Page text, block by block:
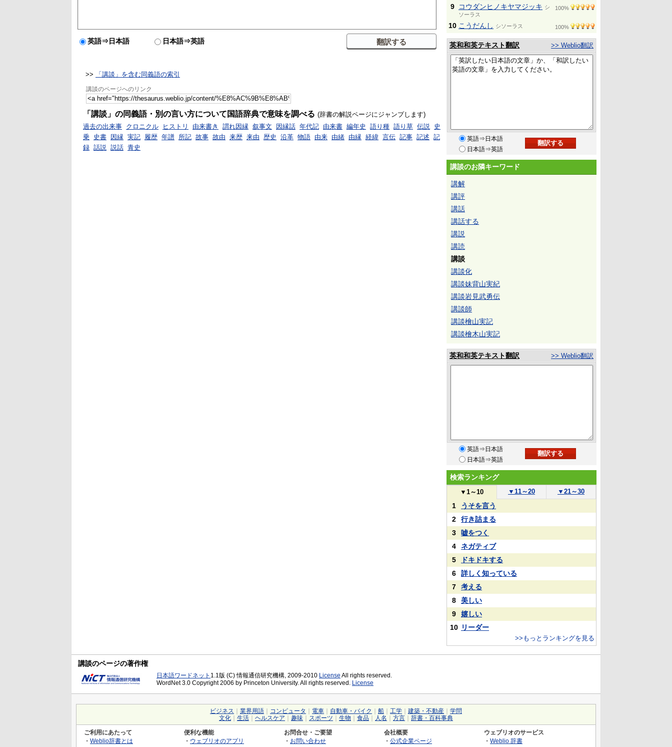
英語⇒日本語 日本語⇒英語
>> 「講談」を含む同義語の索引
講談のページへのリンク
「講談」の同義語・別の言い方について国語辞典で意味を調べる (辞書の解説ページにジャンプします)
過去の出来事 クロニクル ヒストリ 由来書き 謂れ因縁 叙事文 因縁話 年代記 由来書 編年史 語り種 語り草 伝説 史
乗 史書 因縁 実記 履歴 年譜 所記 故事 故由 来歴 来由 歴史 沿革 物語 由来 由緒 由縁 経緯 言伝 記事 記述 記
録 話説 説話 青史
9 コウダンヒノキヤマジッキ シ
ソーラス
100%
10 こうだんし シソーラス 100%
英和和英テキスト翻訳 >> Weblio翻訳
英語⇒日本語
日本語⇒英語
講談のお隣キーワード
講解
講評
講話
講話する
講説
講読
講談
講談化
講談妹背山実紀
講談岩見武勇伝
講談師
講談檜山実記
講談檜木山実記
英和和英テキスト翻訳 >> Weblio翻訳
英語⇒日本語
日本語⇒英語
検索ランキング
▼ 1～10 ▼ 11～20 ▼ 21～30
1
うそを言う
2
行き詰まる
3
嘘をつく
4
ネガティブ
5
ドキドキする
6
詳しく知っている
7
考える
8
美しい
9
嬉しい
10 リーダー
>>もっとランキングを見る
講談のページの著作権
日本語ワードネット 1.1版 (C) 情報通信研究機構, 2009-2010 License All rights reserved.
WordNet 3.0 Copyright 2006 by Princeton University. All rights reserved. License
ビジネス 業界用語 コンピュータ 電車 自動車・バイク 船 工学 建築・不動産
学問
文化
生活 ヘルスケア 趣味 スポーツ 生物 食品 人名 方言 辞書・百科事典
ご利用にあたって
・ Weblio辞書とは
便利な機能
・ ウェブリオのアプリ
お問合せ・ご要望
・ お問い合わせ
会社概要
・ 公式企業ページ
ウェブリオのサービス
・ Weblio 辞書